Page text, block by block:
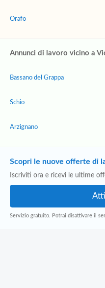
Orafo
Annunci di lavoro vicino a
Bassano del Grappa
Schio
Arzignano
Scopri le nuove offerte di
Iscriviti ora e ricevi le ultime
Servizio gratuito. Potrai disattivare il